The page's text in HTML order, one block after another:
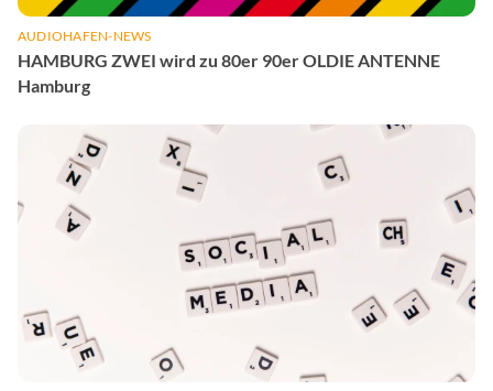
AUDIOHAFEN-NEWS
HAMBURG ZWEI wird zu 80er 90er OLDIE ANTENNE
Hamburg